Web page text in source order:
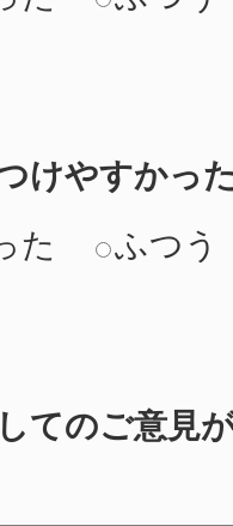
けやすかっ
た
ふつう
てのご意見